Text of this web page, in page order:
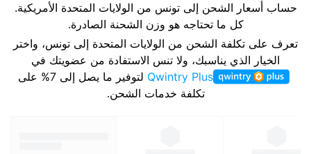
حساب أسعار الشحن إلى تونس من الولايات المتحدة الأمريكية.
كل ما تحتاجه هو وزن الشحنة الصادرة.
تعرف على تكلفة الشحن من الولايات المتحدة إلى تونس، واختر
الخيار الذي يناسبك، ولا تنس الاستفادة من عضويتك في
Qwintry Plus
لتوفير ما يصل إلى 7% على
تكلفة خدمات الشحن.